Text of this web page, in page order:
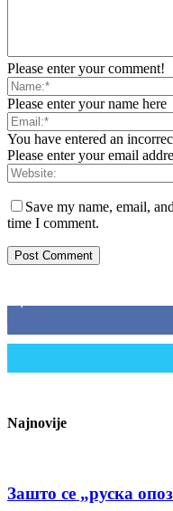
Please enter your comment!
Please enter your name here
You have entered an
Please enter your email
Save my name, email,
time I comment.
Najnovije
Зашто се „руска